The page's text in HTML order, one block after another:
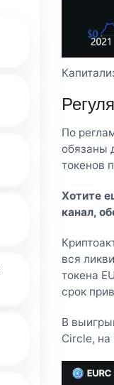
По
обязаны
токенов
Хотите
канал,
вся
токена
срок
В
Circle, на